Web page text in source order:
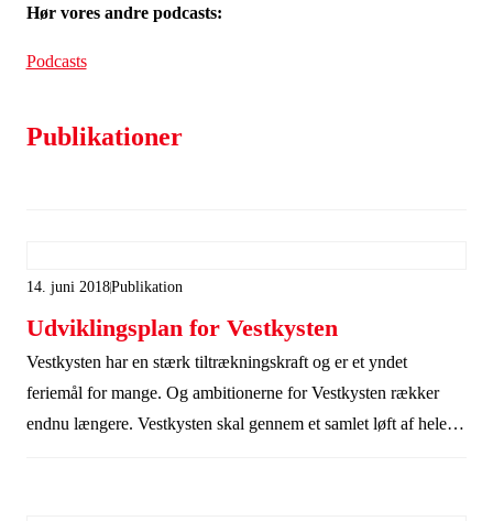
Hør vores andre podcasts:
Podcasts
Publikationer
14. juni 2018Publikation
Udviklingsplan for Vestkysten
Vestkysten har en stærk tiltrækningskraft og er et yndet
feriemål for mange. Og ambitionerne for Vestkysten rækker
endnu længere. Vestkysten skal gennem et samlet løft af hele